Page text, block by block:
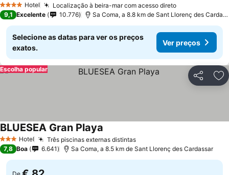
4 EstrelasHotel Localização à beira-mar com acesso diretoVer preços
9,1 Excelente 10.776 Sa Coma, a 8.8 km de Sant Llorenç des
Selecione as datas para ver os preços
exatos.
Ver preços
Partilhar
Escolha popular
3 EstrelasHotel Três piscinas externas distintasVer preços
BLUESEA Gran Playa
7,8 Boa 6.641 Sa Coma, a 8.5 km de Sant Llorenç des Cardassar
De